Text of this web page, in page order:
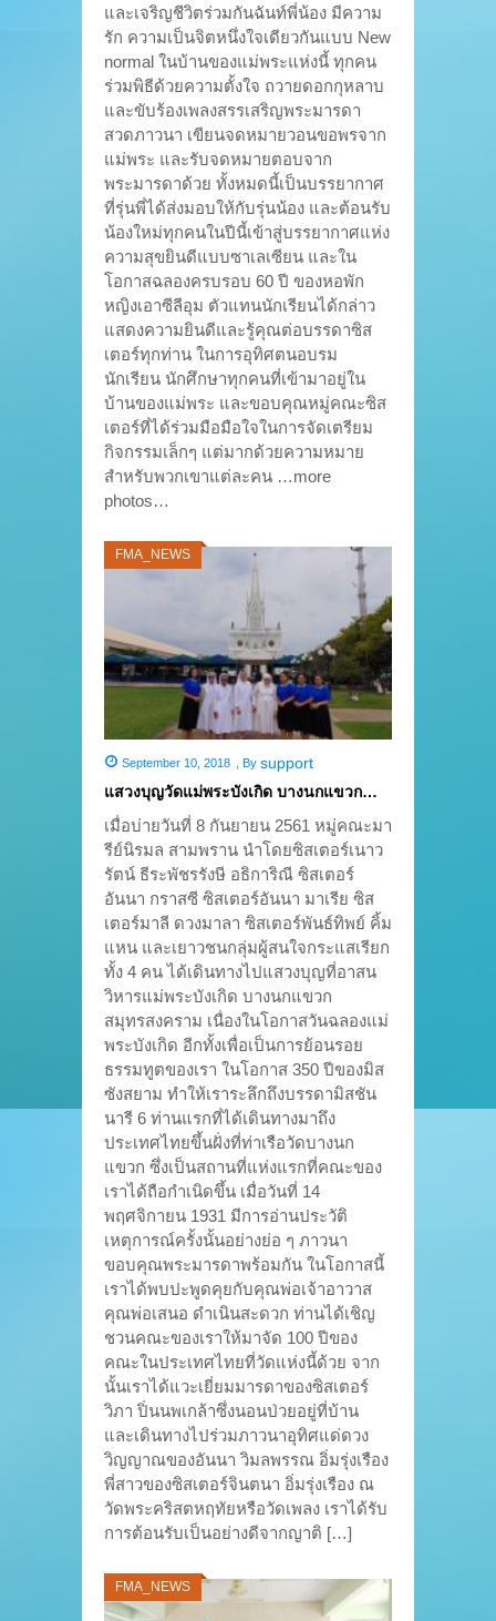
และเจริญชีวิตร่วมกันฉันท์พี่น้อง มีความ
รัก ความเป็นจิตหนึ่งใจเดียวกันแบบ New
normal ในบ้านของแม่พระแห่งนี้ ทุกคน
ร่วมพิธีด้วยความตั้งใจ ถวายดอกกุหลาบ
และขับร้องเพลงสรรเสริญพระมารดา
สวดภาวนา เขียนจดหมายวอนขอพรจาก
แม่พระ และรับจดหมายตอบจาก
พระมารดาด้วย ทั้งหมดนี้เป็นบรรยากาศ
ที่รุ่นพี่ได้ส่งมอบให้กับรุ่นน้อง และต้อนรับ
น้องใหม่ทุกคนในปีนี้เข้าสู่บรรยากาศแห่ง
ความสุขยินดีแบบซาเลเซียน และใน
โอกาสฉลองครบรอบ 60 ปี ของหอพัก
หญิงเอาซีลีอุม ตัวแทนนักเรียนได้กล่าว
แสดงความยินดีและรู้คุณต่อบรรดาซิส
เตอร์ทุกท่าน ในการอุทิศตนอบรม
นักเรียน นักศึกษาทุกคนที่เข้ามาอยู่ใน
บ้านของแม่พระ และขอบคุณหมู่คณะซิส
เตอร์ที่ได้ร่วมมือมือใจในการจัดเตรียม
กิจกรรมเล็กๆ แต่มากด้วยความหมาย
สำหรับพวกเขาแต่ละคน …more
photos…
FMA_NEWS
September 10, 2018 By support
แสวงบุญวัดแม่พระบังเกิด บางนกแขวก…
เมื่อบ่ายวันที่ 8 กันยายน 2561 หมู่คณะมา
รีย์นิรมล สามพราน นำโดยซิสเตอร์เนาว
รัตน์ ธีระพัชรรังษี อธิการิณี ซิสเตอร์
อันนา กราสซี ซิสเตอร์อันนา มาเรีย ซิส
เตอร์มาลี ดวงมาลา ซิสเตอร์พันธ์ทิพย์ คิ้ม
แหน และเยาวชนกลุ่มผู้สนใจกระแสเรียก
ทั้ง 4 คน ได้เดินทางไปแสวงบุญที่อาสน
วิหารแม่พระบังเกิด บางนกแขวก
สมุทรสงคราม เนื่องในโอกาสวันฉลองแม่
พระบังเกิด อีกทั้งเพื่อเป็นการย้อนรอย
ธรรมทูตของเรา ในโอกาส 350 ปีของมิส
ซังสยาม ทำให้เราระลึกถึงบรรดามิสชัน
นารี 6 ท่านแรกที่ได้เดินทางมาถึง
ประเทศไทยขึ้นฝั่งที่ท่าเรือวัดบางนก
แขวก ซึ่งเป็นสถานที่แห่งแรกที่คณะของ
เราได้ถือกำเนิดขึ้น เมื่อวันที่ 14
พฤศจิกายน 1931 มีการอ่านประวัติ
เหตุการณ์ครั้งนั้นอย่างย่อ ๆ ภาวนา
ขอบคุณพระมารดาพร้อมกัน ในโอกาสนี้
เราได้พบปะพูดคุยกับคุณพ่อเจ้าอาวาส
คุณพ่อเสนอ ดำเนินสะดวก ท่านได้เชิญ
ชวนคณะของเราให้มาจัด 100 ปีของ
คณะในประเทศไทยที่วัดแห่งนี้ด้วย จาก
นั้นเราได้แวะเยี่ยมมารดาของซิสเตอร์
วิภา ปิ่นนพเกล้าซึ่งนอนป่วยอยู่ที่บ้าน
และเดินทางไปร่วมภาวนาอุทิศแด่ดวง
วิญญาณของอันนา วิมลพรรณ อิ่มรุ่งเรือง
พี่สาวของซิสเตอร์จินตนา อิ่มรุ่งเรือง ณ
วัดพระคริสตหฤทัยหรือวัดเพลง เราได้รับ
การต้อนรับเป็นอย่างดีจากญาติ […]
FMA_NEWS